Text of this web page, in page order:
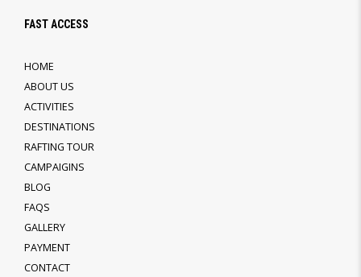
FAST ACCESS
HOME
ABOUT US
ACTIVITIES
DESTINATIONS
RAFTING TOUR
CAMPAIGINS
BLOG
FAQS
GALLERY
PAYMENT
CONTACT